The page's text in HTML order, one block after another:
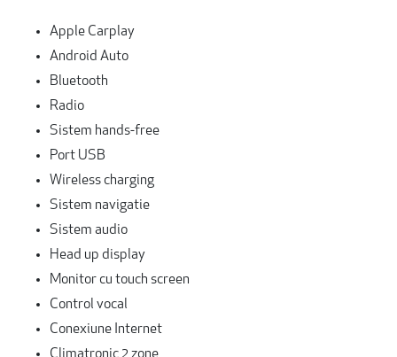
Apple Carplay
Android Auto
Bluetooth
Radio
Sistem hands-free
Port USB
Wireless charging
Sistem navigatie
Sistem audio
Head up display
Monitor cu touch screen
Control vocal
Conexiune Internet
Climatronic 2 zone